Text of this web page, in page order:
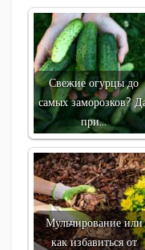
Свежие огурцы до
самых заморозков?
при…
Мульчирование или
как избавиться от